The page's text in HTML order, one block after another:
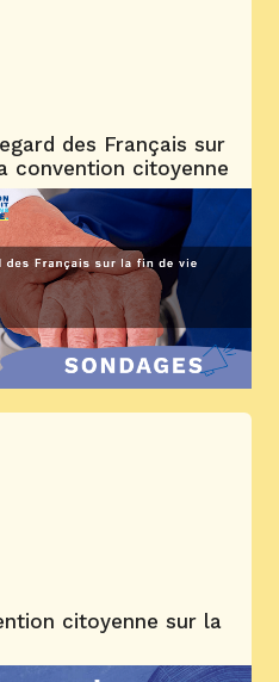
des Français sur
convention citoyenne
citoyenne sur la